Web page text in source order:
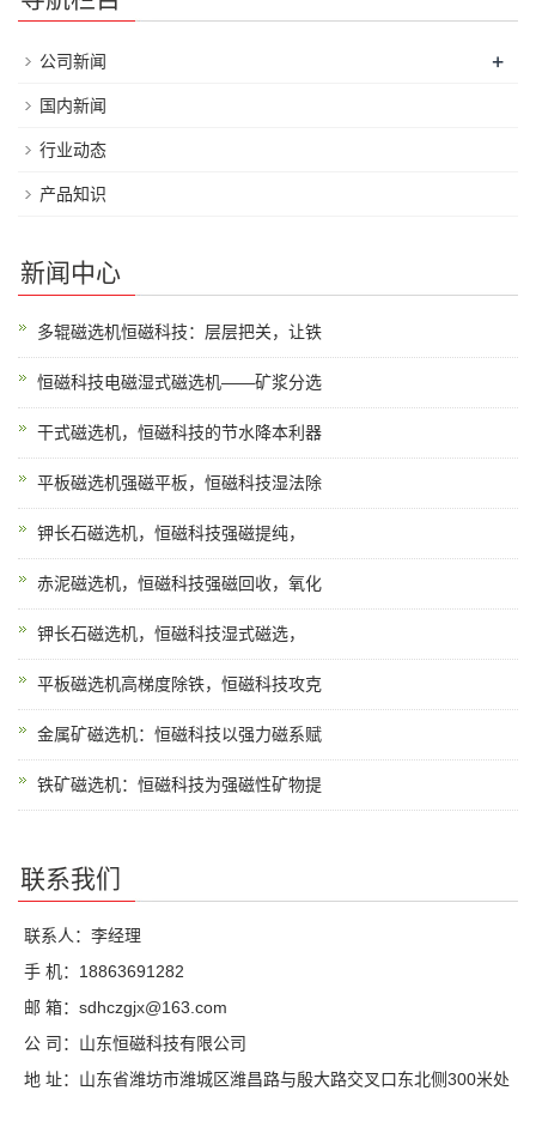
公司新闻 +
国内新闻
行业动态
产品知识
新闻中心
多辊磁选机恒磁科技：层层把关，让铁
恒磁科技电磁湿式磁选机——矿浆分选
干式磁选机，恒磁科技的节水降本利器
平板磁选机强磁平板，恒磁科技湿法除
钾长石磁选机，恒磁科技强磁提纯，
赤泥磁选机，恒磁科技强磁回收，氧化
钾长石磁选机，恒磁科技湿式磁选，
平板磁选机高梯度除铁，恒磁科技攻克
金属矿磁选机：恒磁科技以强力磁系赋
铁矿磁选机：恒磁科技为强磁性矿物提
联系我们
联系人：李经理
手 机：18863691282
邮 箱：sdhczgjx@163.com
公 司：山东恒磁科技有限公司
地 址：山东省潍坊市潍城区潍昌路与殷大路交叉口东北侧300米处